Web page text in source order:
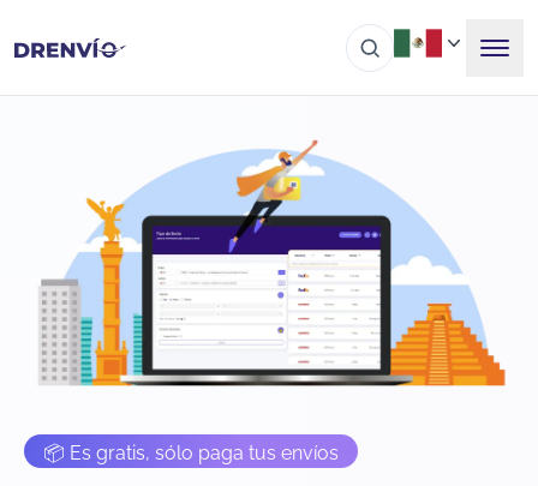
📦 Es gratis, sólo paga tus envíos